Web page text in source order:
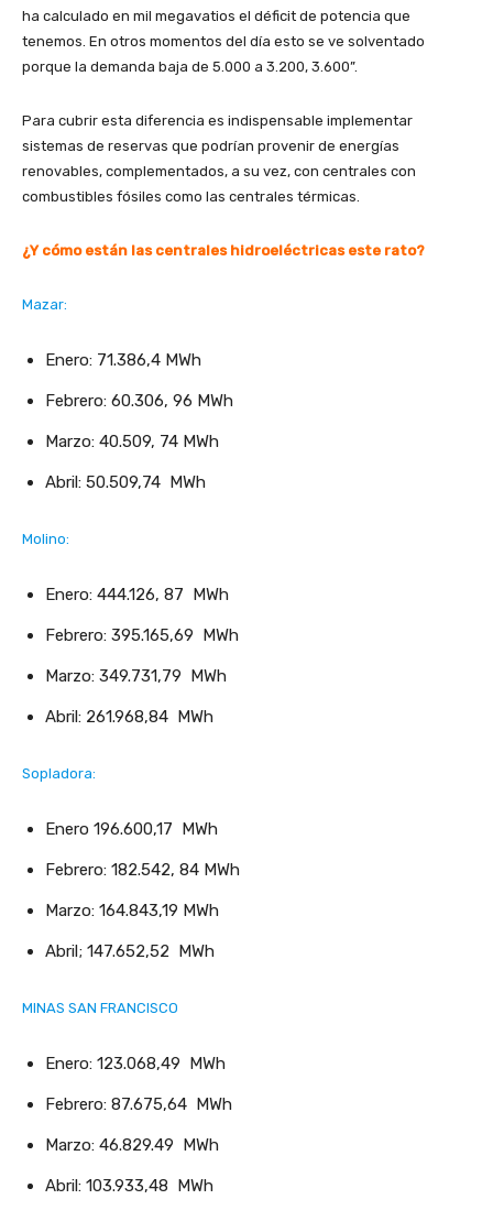
ha calculado en mil megavatios el déficit de potencia que
tenemos. En otros momentos del día esto se ve solventado
porque la demanda baja de 5.000 a 3.200, 3.600”.
Para cubrir esta diferencia es indispensable implementar
sistemas de reservas que podrían provenir de energías
renovables, complementados, a su vez, con centrales con
combustibles fósiles como las centrales térmicas.
¿Y cómo están las centrales hidroeléctricas este rato?
Mazar:
Enero: 71.386,4 MWh
Febrero: 60.306, 96 MWh
Marzo: 40.509, 74 MWh
Abril: 50.509,74 MWh
Molino:
Enero: 444.126, 87 MWh
Febrero: 395.165,69 MWh
Marzo: 349.731,79 MWh
Abril: 261.968,84 MWh
Sopladora:
Enero 196.600,17 MWh
Febrero: 182.542, 84 MWh
Marzo: 164.843,19 MWh
Abril; 147.652,52 MWh
MINAS SAN FRANCISCO
Enero: 123.068,49 MWh
Febrero: 87.675,64 MWh
Marzo: 46.829.49 MWh
Abril: 103.933,48 MWh